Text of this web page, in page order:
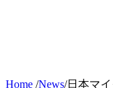
Home /News/日本マイ